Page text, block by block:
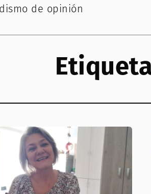
de opinión